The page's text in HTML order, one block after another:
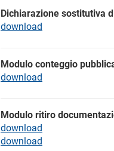
Dichiarazione sostitutiva
download
Modulo conteggio
download
Modulo ritiro
download
download